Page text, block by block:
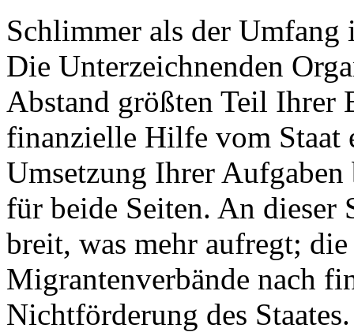
Schlimmer als der
Die Unterzeichnenden
Abstand größten Teil Ihrer
finanzielle Hilfe vom Staat
Umsetzung Ihrer
für beide Seiten. An dieser
breit, was mehr aufregt;
Migrantenverbände nach
Nichtförderung des Staates.